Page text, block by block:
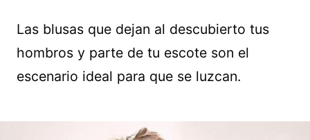
Las blusas que dejan al descubierto tus
hombros y parte de tu escote son el
escenario ideal para que se luzcan.